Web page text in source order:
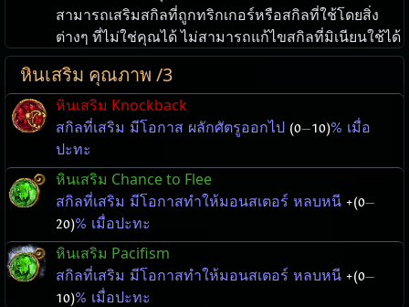
สามารถเสริมสกิลที่ถูกทริกเกอร์หรือสกิลที่ใช้โดยสิ่ง
ต่างๆ ที่ไม่ใช่คุณได้ ไม่สามารถแก้ไขสกิลที่มิเนียนใช้ได้
หินเสริม คุณภาพ /3
หินเสริม Knockback
สกิลที่เสริม มีโอกาส ผลักศัตรูออกไป (0—10)% เมื่อ
ปะทะ
หินเสริม Chance to Flee
สกิลที่เสริม มีโอกาสทำให้มอนสเตอร์ หลบหนี +(0—
20)% เมื่อปะทะ
หินเสริม Pacifism
สกิลที่เสริม มีโอกาสทำให้มอนสเตอร์ หลบหนี +(0—
10)% เมื่อปะทะ